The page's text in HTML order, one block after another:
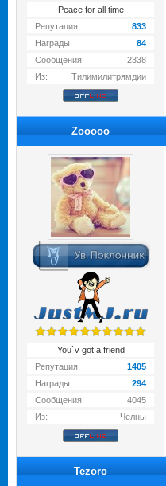
Peace for all time
Репутация:
833
Награды:
84
Сообщения:
2338
Из:
Тилимилитрямдии
Zooooo
You`v got a friend
Репутация:
1405
Награды:
294
Сообщения:
4045
Из:
Челны
Tezoro